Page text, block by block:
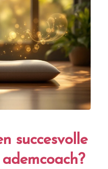
succesvolle